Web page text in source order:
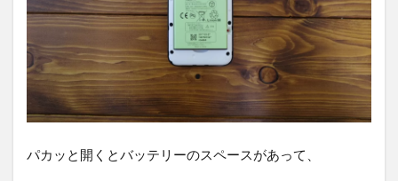
パカッと開くとバッテリーのスペースがあって、